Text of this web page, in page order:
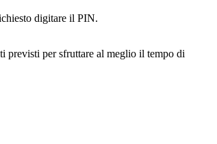
digitare il PIN.
previsti per sfruttare al meglio il tempo di